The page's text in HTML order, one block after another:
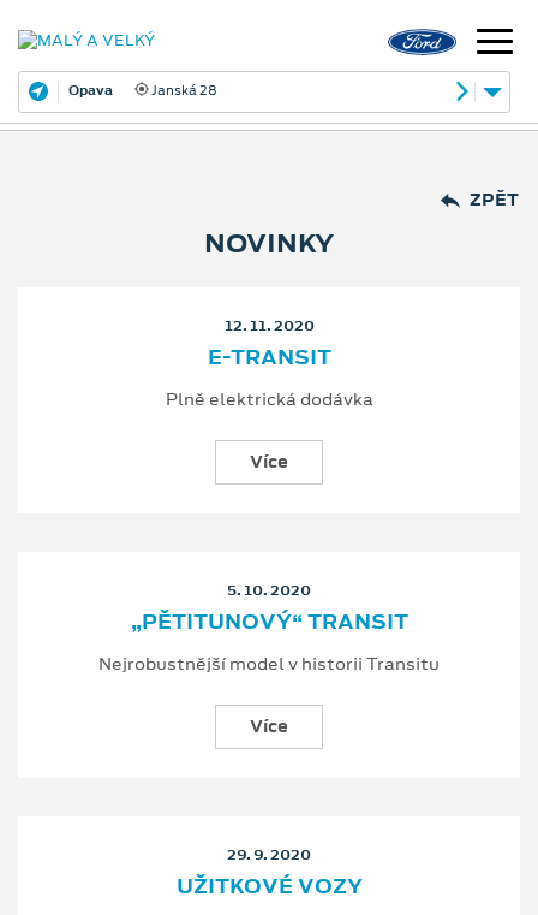
Opava Janská 28
ZPĚT
NOVINKY
12. 11. 2020
E-TRANSIT
Plně elektrická dodávka
Více
5. 10. 2020
„PĚTITUNOVÝ“ TRANSIT
Nejrobustnější model v historii Transitu
Více
29. 9. 2020
UŽITKOVÉ VOZY